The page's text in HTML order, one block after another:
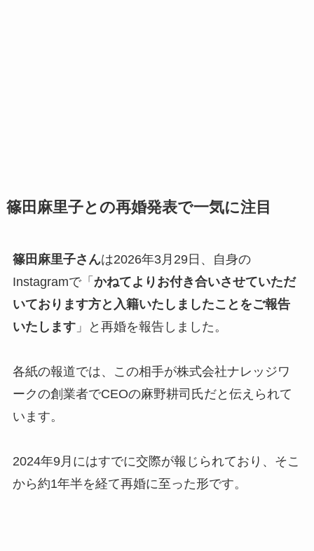
篠田麻里子との再婚発表で一気に注目
篠田麻里子さんは2026年3月29日、自身の
Instagramで「 かねてよりお付き合いさせていただ
いております方と入籍いたしましたことをご報告
いたします」と再婚を報告しました。
各紙の報道では、この相手が株式会社ナレッジワ
ークの創業者でCEOの麻野耕司氏だと伝えられて
います。
2024年9月にはすでに交際が報じられており、そこ
から約1年半を経て再婚に至った形です。